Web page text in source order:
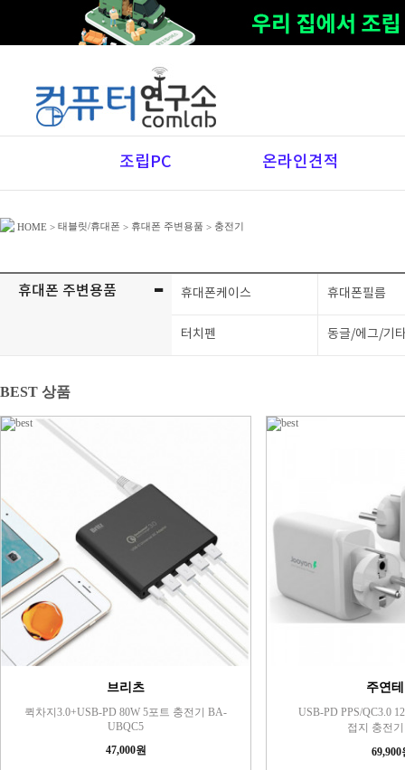
조립PC 온라인견적
HOME > 태블릿/휴대폰 > 휴대폰 주변용품 > 충전기
휴대폰 주변용품 - 휴대폰케이스 휴대폰필름
터치펜 동글/에그/기
BEST 상품
브리츠
퀵차지3.0+USB-PD 80W 5포트 충전기 BA-
UBQC5
47,000원
주연
USB-PD PPS/QC3.0
접지 충전기
69,900